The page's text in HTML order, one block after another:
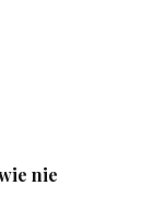
nie